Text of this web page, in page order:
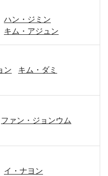
ハン・ジミン
キム・アジュン
ン
キム・ダミ
ファン・ジョンウム
イ・ナヨン